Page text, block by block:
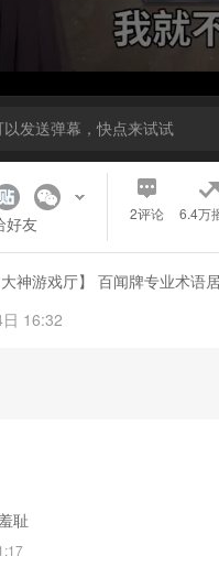
以发送弹幕，快点来试试
好友 2评论 6.4万
神游戏厅】 百闻牌专业术语
16:32
耻